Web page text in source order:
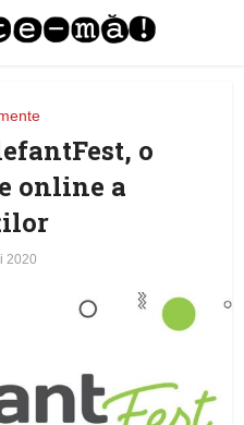
o
online a
2020